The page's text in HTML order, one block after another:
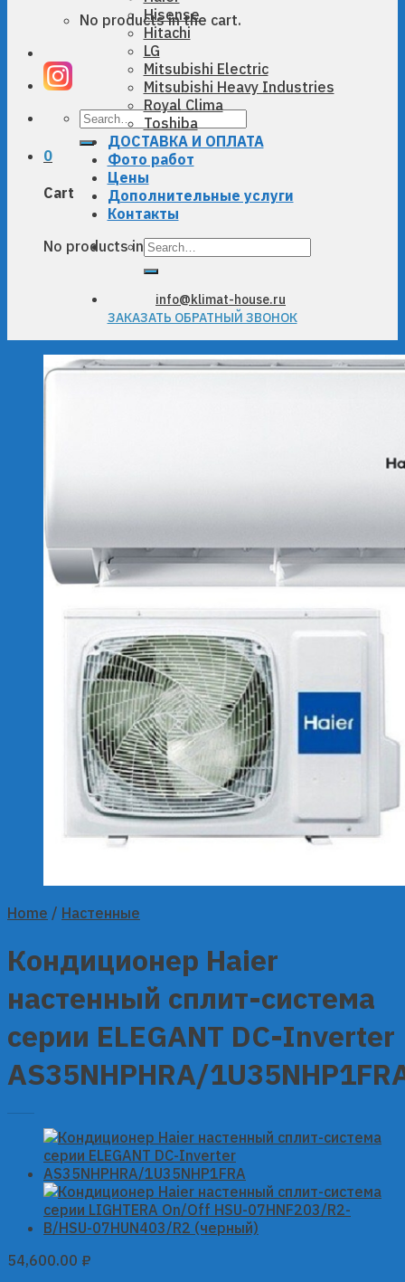
No products in the cart.
Search
0
Cart
No products in the cart.
Hisense
Hitachi
LG
Mitsubishi Electric
Mitsubishi Heavy Industries
Royal Clima
Toshiba
ДОСТАВКА И ОПЛАТА
Фото работ
Цены
Дополнительные услуги
Контакты
Search
info@klimat-house.ru
ЗАКАЗАТЬ ОБРАТНЫЙ ЗВОНОК
Home / Настенные
Кондиционер Haier
настенный сплит-система
серии ELEGANT DC-Inverter
AS35NHPHRA/
54,600.00 ₽